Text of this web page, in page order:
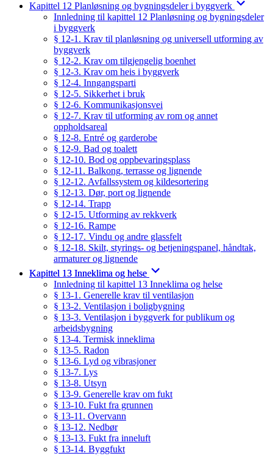
Kapittel 12 Planløsning og bygningsdeler i byggverk
Innledning til kapittel 12 Planløsning og bygningsdeler
i byggverk
§ 12-1. Krav til planløsning og universell utforming av
byggverk
§ 12-2. Krav om tilgjengelig boenhet
§ 12-3. Krav om heis i byggverk
§ 12-4. Inngangsparti
§ 12-5. Sikkerhet i bruk
§ 12-6. Kommunikasjonsvei
§ 12-7. Krav til utforming av rom og annet
oppholdsareal
§ 12-8. Entré og garderobe
§ 12-9. Bad og toalett
§ 12-10. Bod og oppbevaringsplass
§ 12-11. Balkong, terrasse og lignende
§ 12-12. Avfallssystem og kildesortering
§ 12-13. Dør, port og lignende
§ 12-14. Trapp
§ 12-15. Utforming av rekkverk
§ 12-16. Rampe
§ 12-17. Vindu og andre glassfelt
§ 12-18. Skilt, styrings- og betjeningspanel, håndtak,
armaturer og lignende
Kapittel 13 Inneklima og helse
Innledning til kapittel 13 Inneklima og helse
§ 13-1. Generelle krav til ventilasjon
§ 13-2. Ventilasjon i boligbygning
§ 13-3. Ventilasjon i byggverk for publikum og
arbeidsbygning
§ 13-4. Termisk inneklima
§ 13-5. Radon
§ 13-6. Lyd og vibrasjoner
§ 13-7. Lys
§ 13-8. Utsyn
§ 13-9. Generelle krav om fukt
§ 13-10. Fukt fra grunnen
§ 13-11. Overvann
§ 13-12. Nedbør
§ 13-13. Fukt fra inneluft
§ 13-14. Byggfukt